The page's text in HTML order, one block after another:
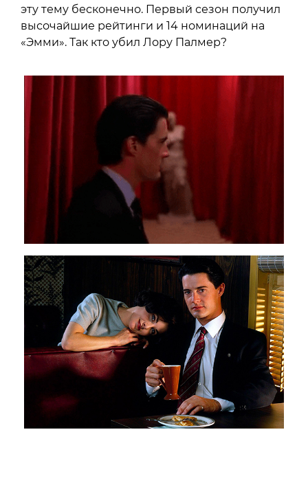
эту тему бесконечно. Первый сезон получил
высочайшие рейтинги и 14 номинаций на
«Эмми». Так кто убил Лору Палмер?